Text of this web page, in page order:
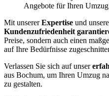
Angebote für Ihren
Mit unsererExpertise und
Kundenzufriedenheit
Preise, sondern auch einen
auf Ihre Bedürfnisse
Verlassen Sie sich auf unser
aus Bochum, um Ihren Umzug
zu gestalten.